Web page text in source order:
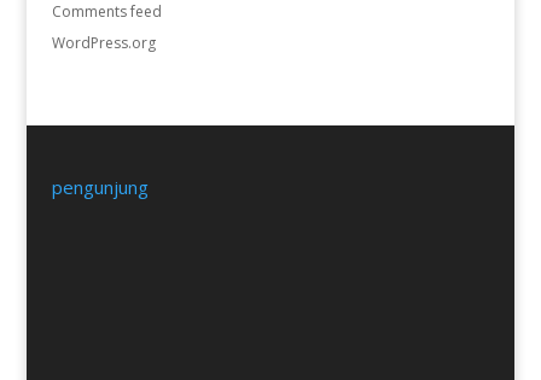
Comments feed
WordPress.org
pengunjung